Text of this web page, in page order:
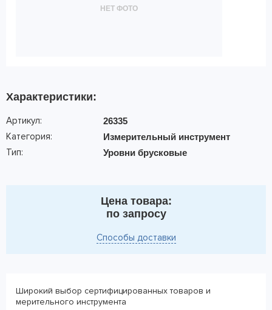
НЕТ ФОТО
Характеристики:
Артикул: 26335
Категория: Измерительный инструмент
Тип: Уровни брусковые
Цена товара:
по запросу
Способы доставки
Широкий выбор сертифицированных товаров и
мерительного инструмента